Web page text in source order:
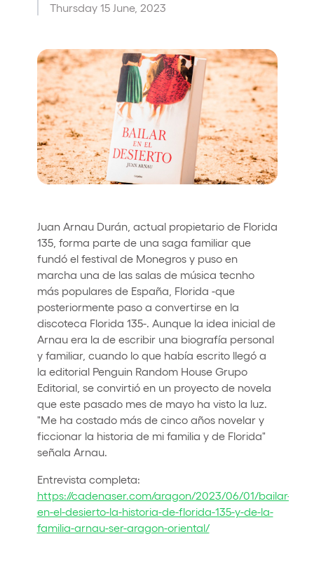
Quienes somos
¿Quieres trabajar con nosotros?
elrow News
Síguenos en tiktok
Síguenos en facebook
Síguenos en instagram
Síguenos en twitter
Síguenos en linkedin
Síguenos en youtube
Política de Privacidad
Política de Cookies
Política de Sostenibilidad
Thursday 15 June, 2023
Juan Arnau Durán, actual propietario de Florida
135, forma parte de una saga familiar que
fundó el festival de Monegros y puso en
marcha una de las salas de música tecnho
más populares de España, Florida -que
posteriormente paso a convertirse en la
discoteca Florida 135-. Aunque la idea inicial de
Arnau era la de escribir una biografía personal
y familiar, cuando lo que había escrito llegó a
la editorial Penguin Random House Grupo
Editorial, se convirtió en un proyecto de novela
que este pasado mes de mayo ha visto la luz.
"Me ha costado más de cinco años novelar y
ficcionar la historia de mi familia y de Florida"
señala Arnau.
Entrevista completa:
https://cadenaser.com/aragon/2023/06/01/bailar-
en-el-desierto-la-historia-de-florida-135-y-de-la-
familia-arnau-ser-aragon-oriental/